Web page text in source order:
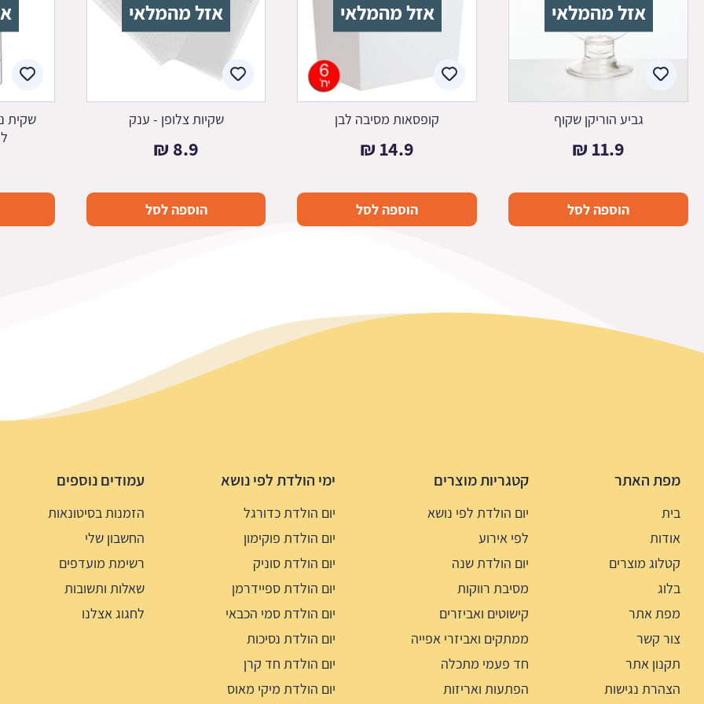
אזל מהמלאי
גביע הוריקן שקוף
11.9
₪
הוספה לסל
אזל מהמלאי
קופסאות מסיבה לבן
14.9
₪
הוספה לסל
אזל מהמלאי
שקיות צלופן - ענק
8.9
₪
הוספה לסל
שקית
מפת האתר
בית
אודות
קטלוג מוצרים
בלוג
מפת אתר
צור קשר
תקנון אתר
הצהרת נגישות
קטגריות מוצרים
יום הולדת לפי נושא
לפי אירוע
יום הולדת שנה
מסיבת רווקות
קישוטים ואביזרים
ממתקים ואביזרי אפייה
חד פעמי מתכלה
הפתעות ואריזות
ימי הולדת לפי נושא
יום הולדת כדורגל
יום הולדת פוקימון
יום הולדת סוניק
יום הולדת ספיידרמן
יום הולדת סמי הכבאי
יום הולדת נסיכות
יום הולדת חד קרן
יום הולדת מיקי מאוס
עמודים נוספים
הזמנות בסיטונאות
החשבון שלי
רשימת מועדפים
שאלות ותשובות
לחגוג אצלנו